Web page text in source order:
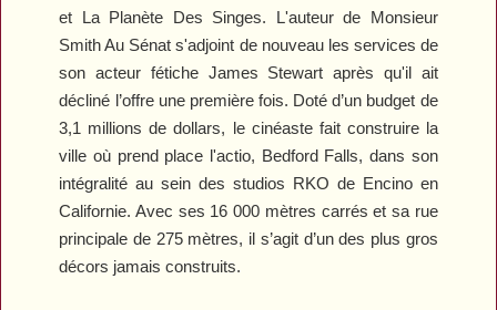
et La Planète Des Singes. L'auteur de Monsieur
Smith Au Sénat s'adjoint de nouveau les services de
son acteur fétiche James Stewart après qu'il ait
décliné l’offre une première fois. Doté d’un budget de
3,1 millions de dollars, le cinéaste fait construire la
villeoù prend place l'actio, Bedford Falls, dans son
intégralité au sein des studios RKO de Encino en
Californie. Avec ses 16 000 mètres carrés et sa rue
principale de 275 mètres, il s’agit d’un des plus gros
décors jamais construits.